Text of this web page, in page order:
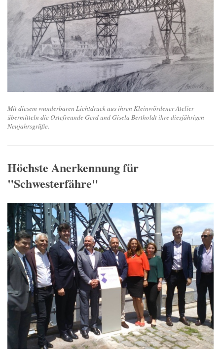
Mit diesem wunderbaren Lichtdruck aus ihren Kleinwördener Atelier
übermitteln die Ostefreunde Gerd und Gisela Bertholdt ihre diesjährigen
Neujahrsgrüße.
Höchste Anerkennung für
"Schwesterfähre"